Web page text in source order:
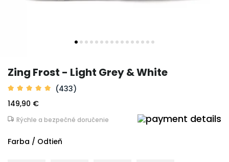
Zing Frost - Light Grey & White
(433)
149,90 €
Rýchle a bezpečné doručenie
Farba / Odtieň